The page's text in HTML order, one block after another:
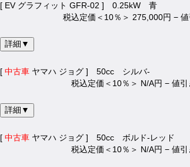
[ EV グラフィット GFR-02 ] 0.25kW 青
税込定価＜10％＞ 275,000円 −
詳細▼
[ 中古車 ヤマハ ジョグ ] 50cc シルバ-
税込定価＜10％＞ N/A円 − 値
詳細▼
[ 中古車 ヤマハ ジョグ ] 50cc ボルド-レッド
税込定価＜10％＞ N/A円 − 値